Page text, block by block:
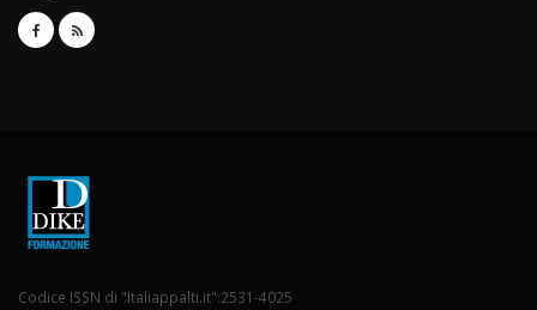
Codice ISSN di "Italiappalti.it":2531-4025